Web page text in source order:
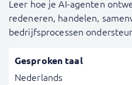
Leer hoe je AI-agenten
redeneren, handelen,
bedrijfsprocessen
Gesproken taal
Nederlands